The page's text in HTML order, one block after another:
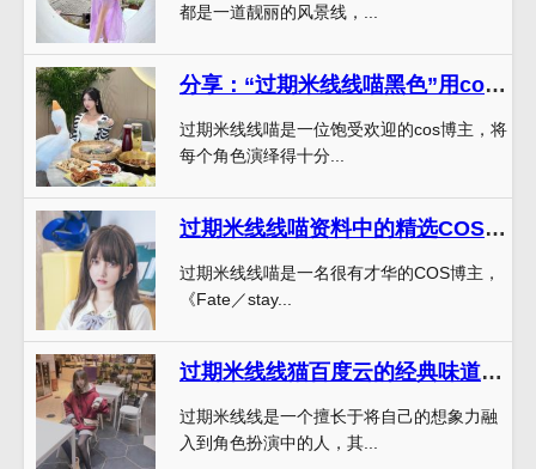
都是一道靓丽的风景线，...
分享：“过期米线线喵黑色”用cos的形式展示出真正的魅力
过期米线线喵是一位饱受欢迎的cos博主，将
每个角色演绎得十分...
过期米线线喵资料中的精选COS作品：不容错过
过期米线线喵是一名很有才华的COS博主，
《Fate／stay...
过期米线线猫百度云的经典味道，让你爱上每一口
过期米线线是一个擅长于将自己的想象力融
入到角色扮演中的人，其...